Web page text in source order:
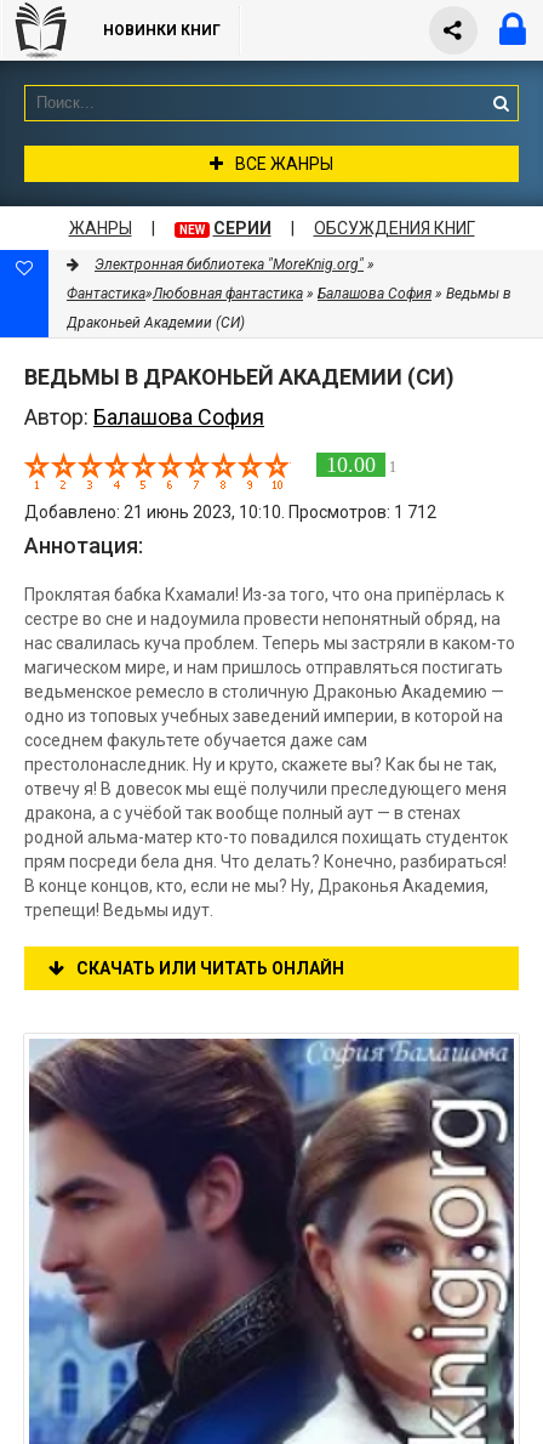
НОВИНКИ КНИГ
ВСЕ ЖАНРЫ
ЖАНРЫ NEW СЕРИИ ОБСУЖДЕНИЯ КНИГ
Электронная библиотека "MoreKnig.org" »
Фантастика»Любовная фантастика » Балашова София » Ведьмы в
Драконьей Академии (СИ)
ВЕДЬМЫ В ДРАКОНЬЕЙ АКАДЕМИИ (СИ)
Автор: Балашова София
10.00 1
Добавлено: 21 июнь 2023, 10:10. Просмотров: 1 712
Аннотация:
Проклятая бабка Кхамали! Из-за того, что она припёрлась к
сестре во сне и надоумила провести непонятный обряд, на
нас свалилась куча проблем. Теперь мы застряли в каком-то
магическом мире, и нам пришлось отправляться постигать
ведьменское ремесло в столичную Драконью Академию —
одно из топовых учебных заведений империи, в которой на
соседнем факультете обучается даже сам
престолонаследник. Ну и круто, скажете вы? Как бы не так,
отвечу я! В довесок мы ещё получили преследующего меня
дракона, а с учёбой так вообще полный аут — в стенах
родной альма-матер кто-то повадился похищать студенток
прям посреди бела дня. Что делать? Конечно, разбираться!
В конце концов, кто, если не мы? Ну, Драконья Академия,
трепещи! Ведьмы идут.
СКАЧАТЬ ИЛИ ЧИТАТЬ ОНЛАЙН